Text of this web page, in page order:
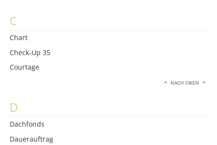
C
Chart
Check-Up 35
Courtage
NACH OBEN
D
Dachfonds
Dauerauftrag